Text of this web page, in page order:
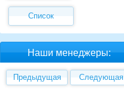
Список
Наши менеджеры:
Предыдущая Следующая